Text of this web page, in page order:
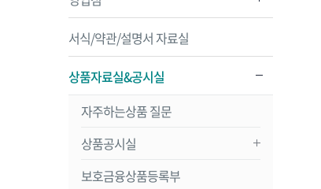
서식/약관/설명서 자료실
상품자료실&공시실
자주하는상품 질문
상품공시실
보호금융상품등록부